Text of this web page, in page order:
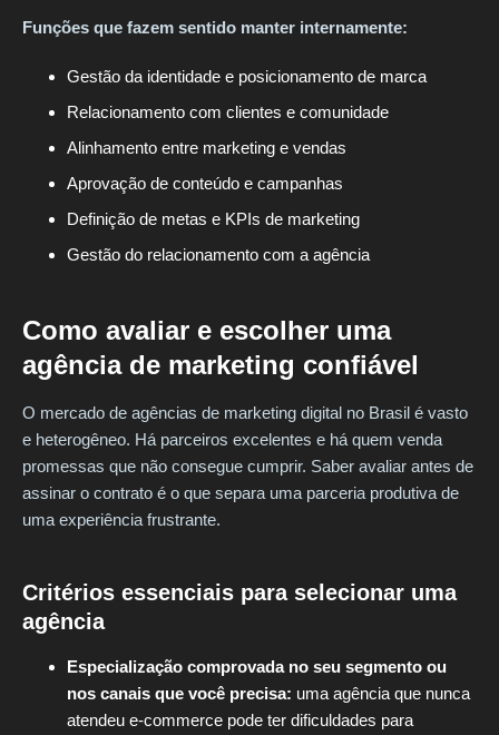
Funções que fazem sentido manter internamente:
Gestão da identidade e posicionamento de marca
Relacionamento com clientes e comunidade
Alinhamento entre marketing e vendas
Aprovação de conteúdo e campanhas
Definição de metas e KPIs de marketing
Gestão do relacionamento com a agência
Como avaliar e escolher uma
agência de marketing confiável
O mercado de agências de marketing digital no Brasil é vasto
e heterogêneo. Há parceiros excelentes e há quem venda
promessas que não consegue cumprir. Saber avaliar antes de
assinar o contrato é o que separa uma parceria produtiva de
uma experiência frustrante.
Critérios essenciais para selecionar uma
agência
Especialização comprovada no seu segmento ou
nos canais que você precisa: uma agência que nunca
atendeu e-commerce pode ter dificuldades para